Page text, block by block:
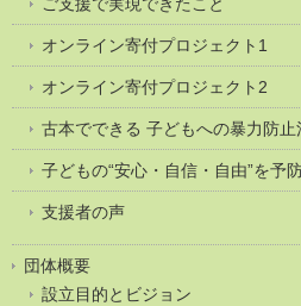
ご支援で実現できたこと
オンライン寄付プロジェクト1
オンライン寄付プロジェクト2
古本でできる 子どもへの暴力防止
子どもの“安心・自信・自由”を予
支援者の声
団体概要
設立目的とビジョン